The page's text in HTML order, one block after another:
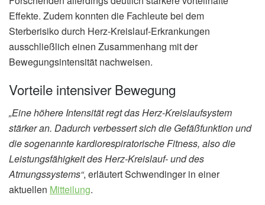
Effekte. Zudem konnten die Fachleute bei dem
Sterberisiko durch Herz-Kreislauf-Erkrankungen
ausschließlich einen Zusammenhang mit der
Bewegungsintensität nachweisen.
Vorteile intensiver Bewegung
„Eine höhere Intensität regt das Herz-Kreislaufsystem
stärker an. Dadurch verbessert sich die Gefäßfunktion und
die sogenannte kardiorespiratorische Fitness, also die
Leistungsfähigkeit des Herz-Kreislauf- und des
Atmungssystems“, erläutert Schwendinger in einer
aktuellen Mitteilung.